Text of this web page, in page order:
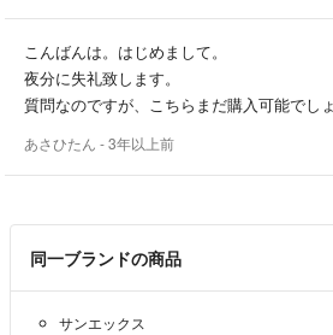
最後まで、読んでいただき、ありがとうご
それでは、良いご縁がありますように。
こんばんは。はじめまして。
夜分に失礼致します。
質問なのですが、こちらまだ購入可能でし
あさひたん - 3年以上前
同一ブランドの商品
サンエックス